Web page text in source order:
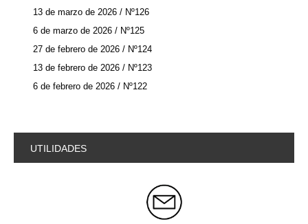
13 de marzo de 2026 / Nº126
6 de marzo de 2026 / Nº125
27 de febrero de 2026 / Nº124
13 de febrero de 2026 / Nº123
6 de febrero de 2026 / Nº122
UTILIDADES